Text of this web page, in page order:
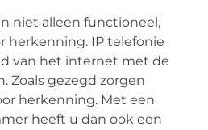
niet alleen functioneel,
herkenning. IP telefonie
van het internet met de
Zoals gezegd zorgen
herkenning. Met een
heeft u dan ook een